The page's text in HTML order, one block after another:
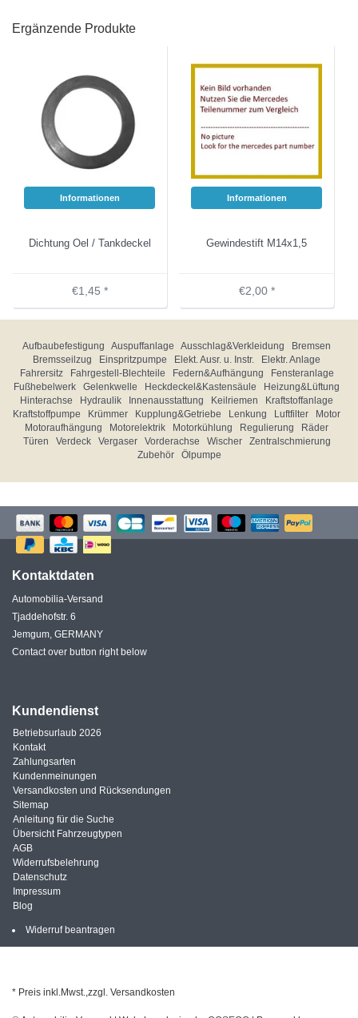
Ergänzende Produkte
Informationen
Dichtung Oel / Tankdeckel
€1,45 *
Informationen
Gewindestift M14x1,5
€2,00 *
Aufbaubefestigung Auspuffanlage Ausschlag&Verkleidung
Bremsen
Bremsseilzug
Einspritzpumpe Elekt. Ausr. u. Instr.
Elektr. Anlage
Fahrersitz
Fahrgestell-Blechteile Federn&Aufhängung
Fensteranlage
Fußhebelwerk
Gelenkwelle Heckdeckel&Kastensäule
Heizung&Lüftung
Hinterachse
Hydraulik Innenausstattung Keilriemen
Kraftstoffanlage
Kraftstoffpumpe
Krümmer Kupplung&Getriebe Lenkung Luftfilter
Motor
Motoraufhängung
Motorelektrik Motorkühlung Regulierung
Räder
Türen
Verdeck Vergaser Vorderachse Wischer
Zentralschmierung
Zubehör
Ölpumpe
Kontaktdaten
Automobilia-Versand
Tjaddehofstr. 6
Jemgum, GERMANY
Contact over button right below
Kundendienst
Betriebsurlaub 2026
Kontakt
Zahlungsarten
Kundenmeinungen
Versandkosten und Rücksendungen
Sitemap
Anleitung für die Suche
Übersicht Fahrzeugtypen
AGB
Widerrufsbelehrung
Datenschutz
Impressum
Blog
Widerruf beantragen
* Preis inkl.Mwst.,zzgl. Versandkosten